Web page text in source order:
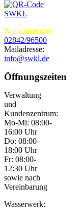
Notrufnummer:
02842/96500
Mailadresse:
info@swkl.de
Öffnungszeiten
Verwaltung
und
Kundenzentrum:
Mo-Mi: 08:00-
16:00 Uhr
Do: 08:00-
18:00 Uhr
Fr: 08:00-
12:30 Uhr
sowie nach
Vereinbarung
Wasserwerk: